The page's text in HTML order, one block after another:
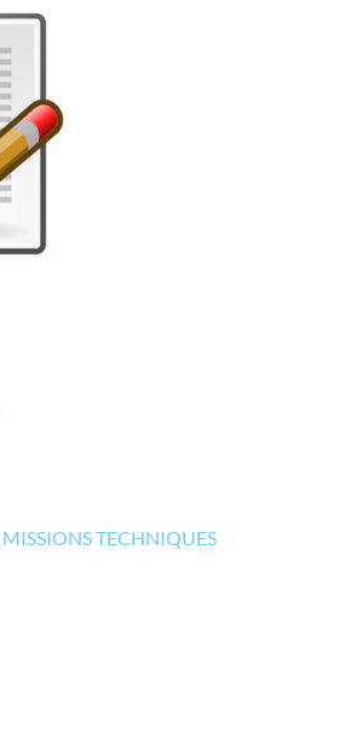
TECHNIQUES